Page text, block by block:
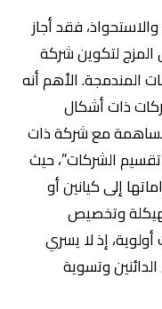
فقد أجاز
لتكوين شركة
المندمجة. الأهم أنه
ذات أشكال
مساهمة مع شركة ذات
الشركات”، حيث
إلى كيانين أو
وتخصيص
إذ لا يسري
وتسوية